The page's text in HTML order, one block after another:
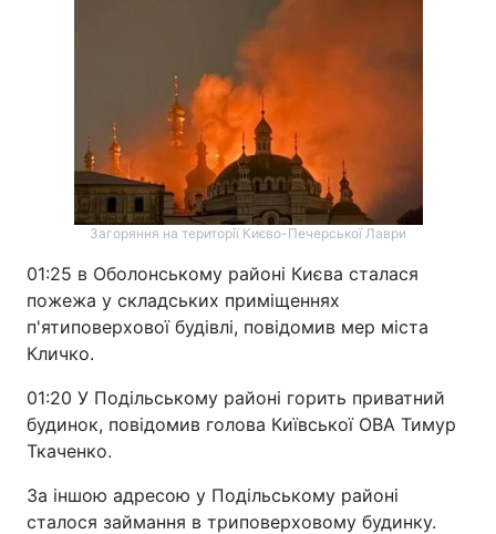
Загоряння на території Києво-Печерської Лаври
01:25 в Оболонському районі Києва сталася
пожежа у складських приміщеннях
п'ятиповерхової будівлі, повідомив мер міста
Кличко.
01:20 У Подільському районі горить приватний
будинок, повідомив голова Київської ОВА Тимур
Ткаченко.
За іншою адресою у Подільському районі
сталося займання в триповерховому будинку.